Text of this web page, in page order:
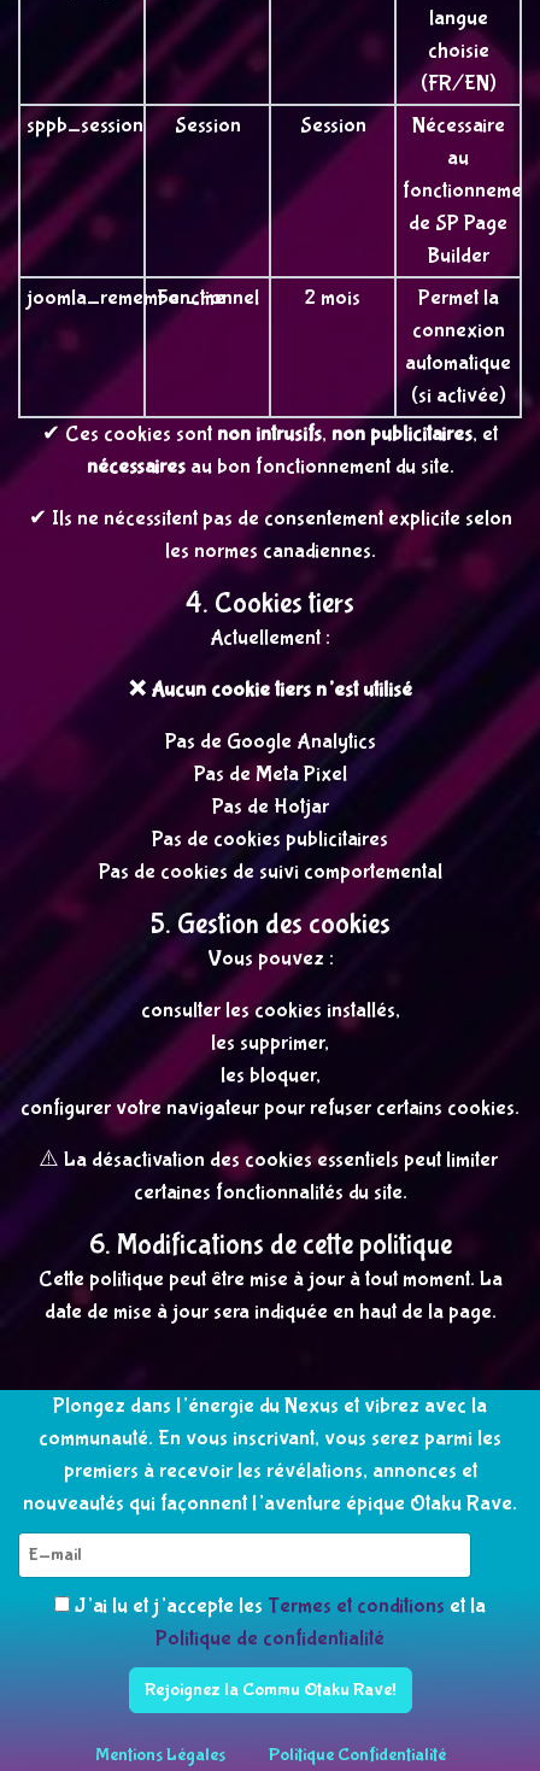
langue
choisie
(FR/EN)
sppb_session
Session Session
Nécessaire
au
fonctionnement
de SP Page
Builder
joomla_remember_me
Fonctionnel 2 mois
Permet la
connexion
automatique
(si activée)
✔ Ces cookies sont non intrusifs, non publicitaires, et
nécessairesau bon fonctionnement du site.
✔ Ils ne nécessitent pas de consentement explicite selon
les normes canadiennes.
4. Cookies tiers
Actuellement :
❌ Aucun cookie tiers n’est utilisé
Pas de Google Analytics
Pas de Meta Pixel
Pas de Hotjar
Pas de cookies publicitaires
Pas de cookies de suivi comportemental
5. Gestion des cookies
Vous pouvez :
consulter les cookies installés,
les supprimer,
les bloquer,
configurer votre navigateur pour refuser certains cookies.
⚠️ La désactivation des cookies essentiels peut limiter
certaines fonctionnalités du site.
6. Modifications de cette politique
Cette politique peut être mise à jour à tout moment. La
date de mise à jour sera indiquée en haut de la page.
Plongez dans l’énergie du Nexus et vibrez avec la
communauté. En vous inscrivant, vous serez parmi les
premiers à recevoir les révélations, annonces et
nouveautés qui façonnent l’aventure épique Otaku Rave.
J’ai lu et j’accepte les Termes et conditions et la
Politique de confidentialité
Rejoignez la Commu Otaku Rave!
Mentions Légales Politique Confidentialité